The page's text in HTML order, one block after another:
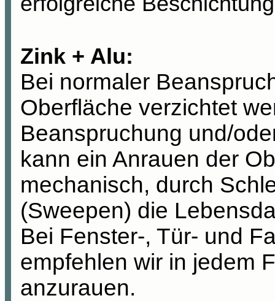
Zink + Alu:
Bei normaler
Oberfläche verzichtet
Beanspruchung und/
kann ein Anrauen der
mechanisch, durch
(Sweepen) die
Bei Fenster-, Tür- und
empfehlen wir in jedem
anzurauen.